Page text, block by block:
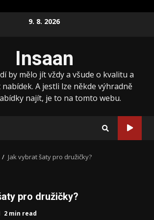
9. 8. 2026
Insaan
by mělo jít vždy a všude o kvalitu a
A jestli lze někde výhradně
najít, je to na tomto webu.
Jak vybrat šaty pro družičky?
pro družičky?
2 min read